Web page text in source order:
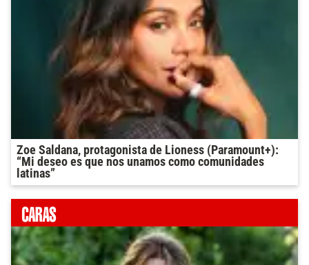
Zoe Saldana, protagonista de Lioness (Paramount+):
“Mi deseo es que nos unamos como comunidades
latinas”